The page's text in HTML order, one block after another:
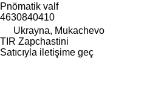
Pnömatik valf
4630840410
Ukrayna, Mukachevo
TIR Zapchastini
Satıcıyla iletişime geç